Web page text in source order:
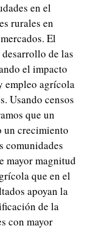
en el
rurales en
El
de las
el impacto
empleo agrícola
Usando censos
que un
un crecimiento
comunidades
mayor magnitud
que en el
apoyan la
de la
con mayor